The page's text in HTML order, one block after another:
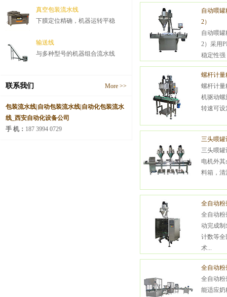
真空包装流水线
下膜定位精确，机器运转平稳
输送线
与多种型号的机器组合流水线
联系我们 More >>
包装流水线|自动包装流水线|自动化包装流水
线_西安自动化设备公司
手 机： 187 3994 0729
糖、香精香料等...
自动喂
2）
自动喂
2）采用
稳定性强
本机采用全身不锈钢制作，水
螺杆计量
螺杆计量
机驱动螺
转速可设
三头喂罐
三头喂罐
电机外
料箱，清
全自动粉
全自动粉
动完成制
计数等全
术...
全自动粉
全自动粉
能适应奶